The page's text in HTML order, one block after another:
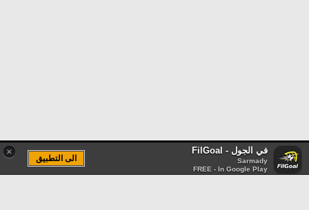
× في الجول - FilGoal
Sarmady
FREE - In Google Play
الى التطبيق